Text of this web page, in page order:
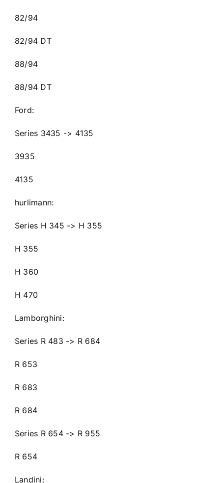
82/94
82/94 DT
88/94
88/94 DT
Ford:
Series 3435 -> 4135
3935
4135
hurlimann:
Series H 345 -> H 355
H 355
H 360
H 470
Lamborghini:
Series R 483 -> R 684
R 653
R 683
R 684
Series R 654 -> R 955
R 654
Landini: